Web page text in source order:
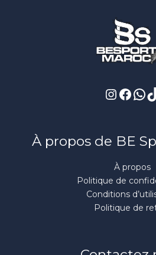
À propos de BE
À propos
Politique de
Conditions
Politique de